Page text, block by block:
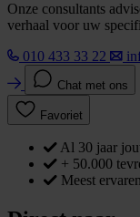
Onze consultants
verhaal voor uw
010 433 33 22
Chat met ons
Favoriet
Al 30 jaar
+ 50.000
Meest